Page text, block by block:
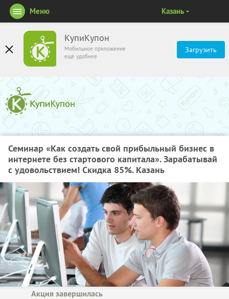
КупиКупон
Мобильное приложение
ещё удобнее
Загрузить
Меню Казань
Семинар «Как создать свой прибыльный бизнес в
интернете без стартового капитала». Зарабатывай
с удовольствием! Скидка 85%. Казань
Акция завершилась